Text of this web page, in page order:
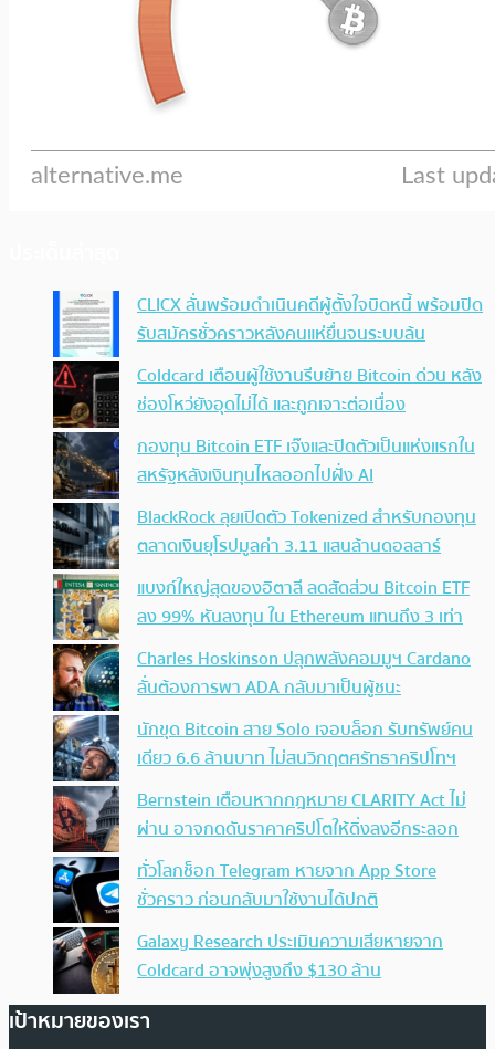
CLICX ลั่นพร้อมดำเนินคดีผู้ตั้งใจบิดหนี้ พร้อมปิด
รับสมัครชั่วคราวหลังคนแห่ยื่นจนระบบล้น
Coldcard เตือนผู้ใช้งานรีบย้าย Bitcoin ด่วน หลัง
ช่องโหว่ยังอุดไม่ได้ และถูกเจาะต่อเนื่อง
กองทุน Bitcoin ETF เจ๊งและปิดตัวเป็นแห่งแรกใน
สหรัฐหลังเงินทุนไหลออกไปฝั่ง AI
BlackRock ลุยเปิดตัว Tokenized สำหรับกองทุน
ตลาดเงินยุโรปมูลค่า 3.11 แสนล้านดอลลาร์
แบงก์ใหญ่สุดของอิตาลี ลดสัดส่วน Bitcoin ETF
ลง 99% หันลงทุน ใน Ethereum แทนถึง 3 เท่า
Charles Hoskinson ปลุกพลังคอมมูฯ Cardano
ลั่นต้องการพา ADA กลับมาเป็นผู้ชนะ
นักขุด Bitcoin สาย Solo เจอบล็อก รับทรัพย์คน
เดียว 6.6 ล้านบาท ไม่สนวิกฤตศรัทธาคริปโทฯ
Bernstein เตือนหากกฎหมาย CLARITY Act ไม่
ผ่าน อาจกดดันราคาคริปโตให้ดิ่งลงอีกระลอก
ทั่วโลกช็อก Telegram หายจาก App Store
ชั่วคราว ก่อนกลับมาใช้งานได้ปกติ
Galaxy Research ประเมินความเสียหายจาก
Coldcard อาจพุ่งสูงถึง $130 ล้าน
เป้าหมายของเรา